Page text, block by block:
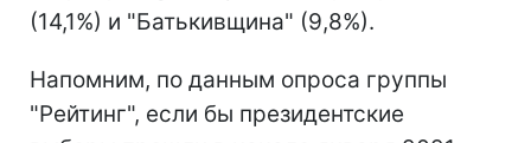
(14,1%) и "Батькивщина" (9,8%).
Напомним, по данным опроса группы
"Рейтинг", если бы президентские